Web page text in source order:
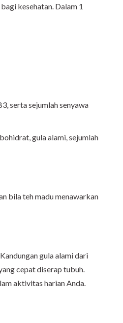
kesehatan. Dalam 1
serta sejumlah senyawa
gula alami, sejumlah
bila teh madu menawarkan
gula alami dari
cepat diserap tubuh.
aktivitas harian Anda.